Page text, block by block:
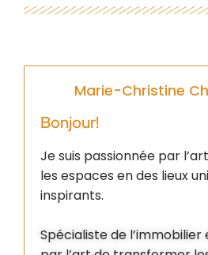
Marie-Christine
Bonjour!
Je suis passionnée par
les espaces en des lieux
inspirants.
Spécialiste de